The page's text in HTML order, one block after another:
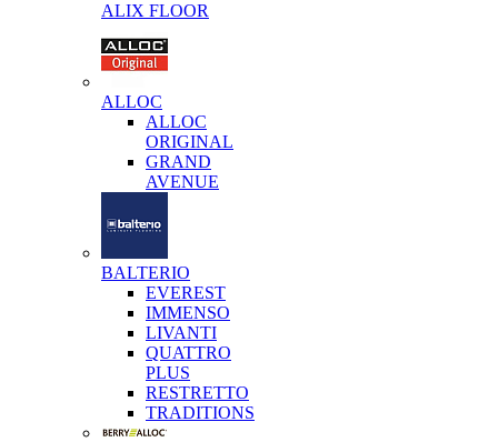
ALIX FLOOR
ALLOC
ALLOC
ORIGINAL
GRAND
AVENUE
BALTERIO
EVEREST
IMMENSO
LIVANTI
QUATTRO
PLUS
RESTRETTO
TRADITIONS